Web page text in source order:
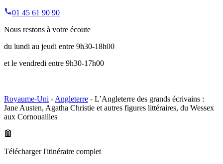
01 45 61 90 90
Nous restons à votre écoute
du lundi au jeudi entre 9h30-18h00
et le vendredi entre 9h30-17h00
Royaume-Uni - Angleterre - L’Angleterre des grands écrivains :
Jane Austen, Agatha Christie et autres figures littéraires, du Wessex
aux Cornouailles
Télécharger l'itinéraire complet